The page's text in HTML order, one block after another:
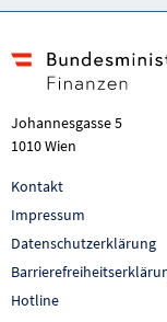
Johannesgasse 5
1010 Wien
Kontakt
Impressum
Datenschutzerklärung
Hotline